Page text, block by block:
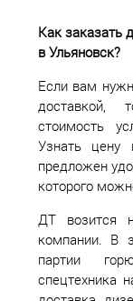
Как заказать
в Ульяновск?
Если вам
доставкой,
стоимость
Узнать
предложен
которого
ДТ возится
компании. В
партии
спецтехника